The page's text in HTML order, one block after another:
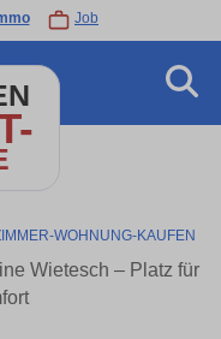
Job
WOHNUNG-KAUFEN
Wietesch – Platz für